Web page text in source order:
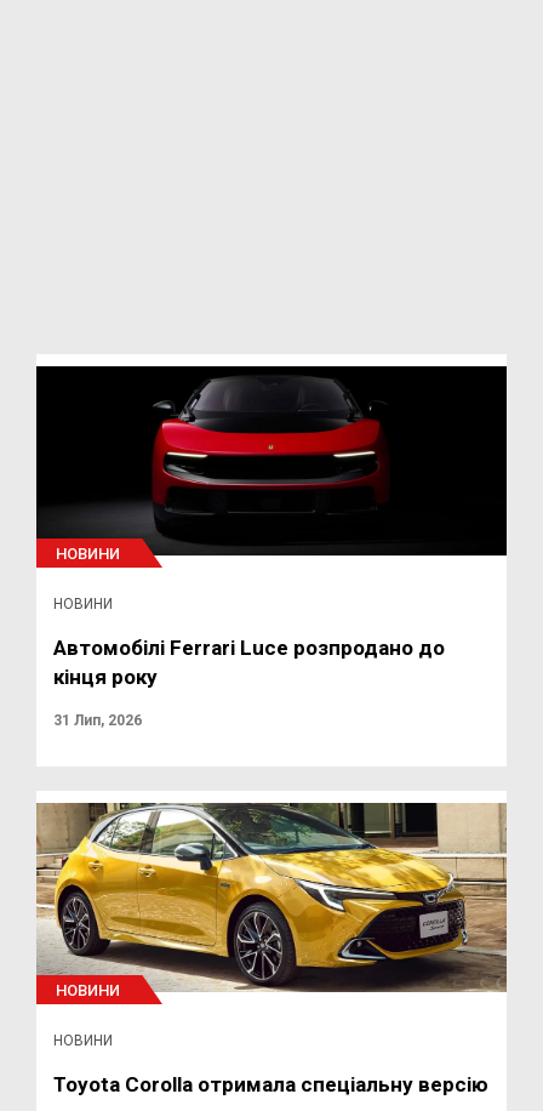
НОВИНИ
НОВИНИ
Автомобілі Ferrari Luce розпродано до
кінця року
31 Лип, 2026
НОВИНИ
НОВИНИ
Toyota Corolla отримала спеціальну версію